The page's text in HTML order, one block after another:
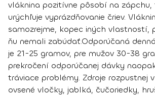
vláknina pozitívne pôsobí na zápchu,
urýchľuje vyprázdňovanie čriev.
samozrejme, kopec iných vlastností,
ňu nemali zabúdať.Odporúčaná
je 21-25 gramov, pre mužov 30-38
prekročení odporúčanej dávky
tráviace problémy. Zdroje rozpustnej
ovsené vločky, jablká, čučoriedky,